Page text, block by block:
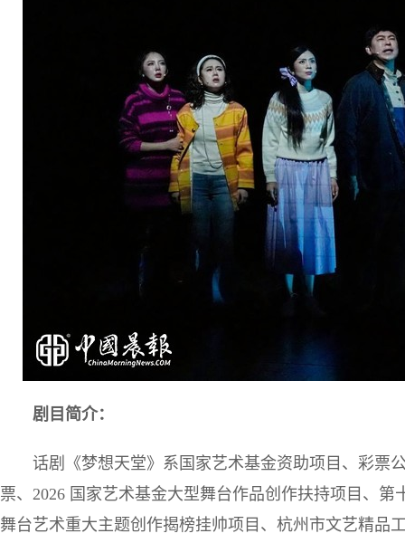
剧目简介：
话剧《梦想天堂》系国家艺术基金资助项目、彩
票、2026 国家艺术基金大型舞台作品创作扶持项目、
舞台艺术重大主题创作揭榜挂帅项目、杭州市文艺精品